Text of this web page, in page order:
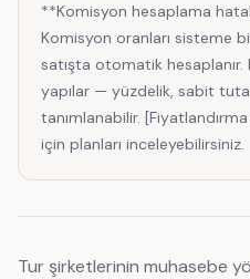
**Komisyon hesaplama
Komisyon oranları sisteme
satışta otomatik hesaplanır.
yapılar — yüzdelik, sabit
tanımlanabilir.
için planları inceleyebilirsiniz.
Tur şirketlerinin muhasebe